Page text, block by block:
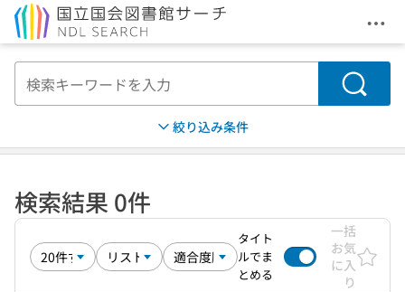
メ
検索
絞り込み条件
検索結果 0件
タイト
ルでま
とめる
一括
お気
に入
り